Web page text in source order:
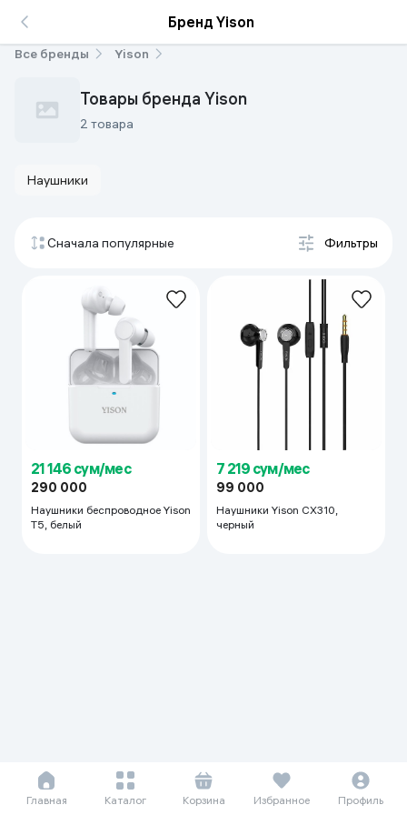
Бренд Yison
Все бренды Yison
Товары бренда Yison
2 товара
Наушники
Сначала популярные Фильтры
21 146 сум/мес
290 000
Наушники беспроводное Yison
T5, белый
7 219 сум/мес
99 000
Наушники Yison CX310,
черный
Главная Каталог Корзина Избранное Профиль